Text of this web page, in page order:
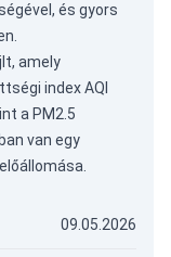
és gyors
amely
index AQI
a PM2.5
van egy
09.05.2026